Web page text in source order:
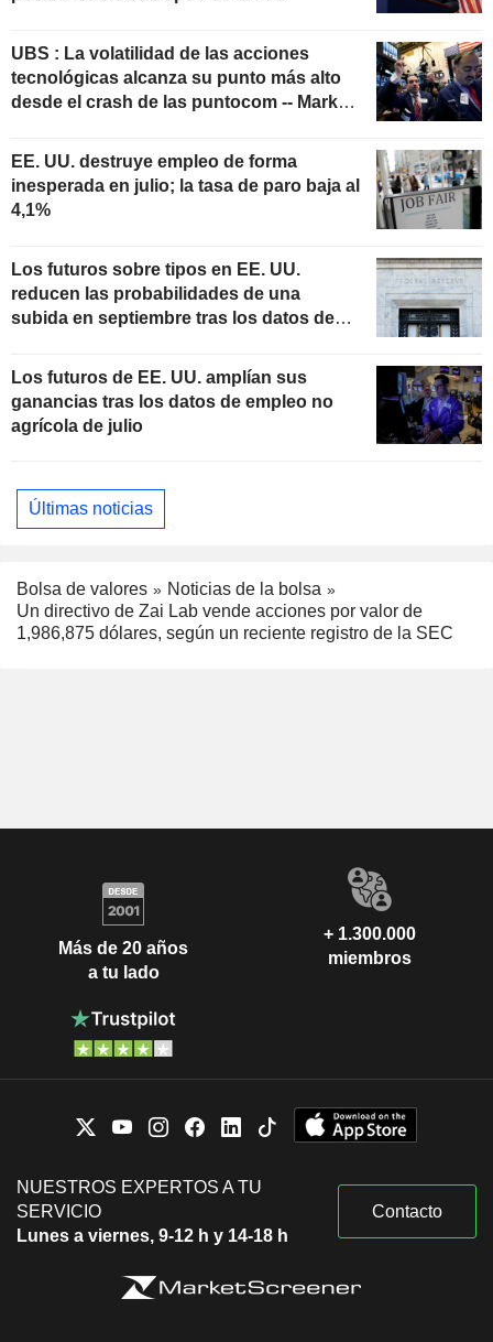
UBS : La volatilidad de las acciones
tecnológicas alcanza su punto más alto
desde el crash de las puntocom -- Market
EE. UU. destruye empleo de forma
inesperada en julio; la tasa de paro baja al
4,1%
Los futuros sobre tipos en EE. UU.
reducen las probabilidades de una
subida en septiembre tras los datos de
Los futuros de EE. UU. amplían sus
ganancias tras los datos de empleo no
agrícola de julio
Últimas noticias
Bolsa de valores
Noticias de la bolsa
Un directivo de Zai Lab vende acciones por valor de
1,986,875 dólares, según un reciente registro de la SEC
Más de 20 años
a tu lado
+ 1.300.000
miembros
NUESTROS EXPERTOS A TU
SERVICIO
Lunes a viernes, 9-12 h y 14-18 h
Contacto